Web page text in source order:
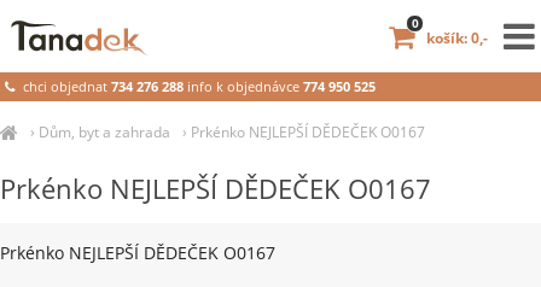
› Dům, byt a zahrada › Prkénko NEJLEPŠÍ DĚDEČEK O0167
Prkénko NEJLEPŠÍ DĚDEČEK O0167
Prkénko NEJLEPŠÍ DĚDEČEK O0167
chci objednat734 276 288 info k objednávce 774 950 525
košík: 0,-
0